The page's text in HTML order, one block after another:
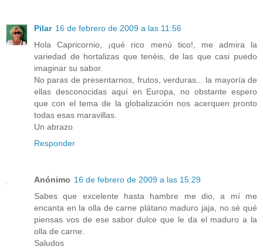
Pilar 16 de febrero de 2009 a las 11:56
Hola Capricornio, ¡qué rico menú tico!, me admira la
variedad de hortalizas que tenéis, de las que casi puedo
imaginar su sabor.
No paras de presentarnos, frutos, verduras... la mayoría de
ellas desconocidas aquí en Europa, no obstante espero
que con el tema de la globalización nos acerquen pronto
todas esas maravillas.
Un abrazo
Responder
Anónimo 16 de febrero de 2009 a las 15:29
Sabes que excelente hasta hambre me dio, a mí me
encanta en la olla de carne plátano maduro jaja, no sé qué
piensas vos de ese sabor dulce que le da el maduro a la
olla de carne.
Saludos